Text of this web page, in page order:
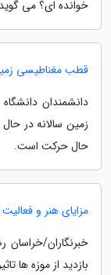
خوانده ای؟ می
قطب مغناطیسی
دانشمندان
زمین سالانه در
حال حرکت است.
مزایای هنر و
خبرنگاران/خراسان
بازدید از موزه ها